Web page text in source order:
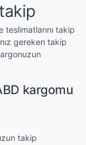
takip
gereken takip
kargomu
takip